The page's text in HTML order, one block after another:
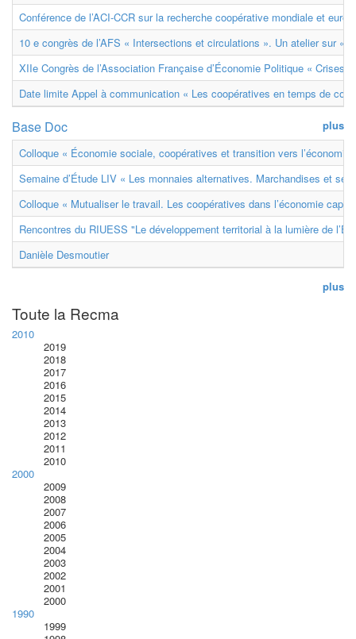
Conférence de l’ACI-CCR sur la recherche coopérative mondiale et
10 e congrès de l’AFS « Intersections et circulations ». Un atelier sur «
XIIe Congrès de l’Association Française d’Économie Politique « Crises
Date limite Appel à communication « Les coopératives en temps de
plus
Base Doc
Colloque « Économie sociale, coopératives et transition vers
Semaine d’Étude LIV « Les monnaies alternatives. Marchandises et
Colloque « Mutualiser le travail. Les coopératives dans l’économie
Rencontres du RIUESS "Le développement territorial à la lumière de
Danièle Desmoutier
plus
Toute la Recma
2010
2019
2018
2017
2016
2015
2014
2013
2012
2011
2010
2000
2009
2008
2007
2006
2005
2004
2003
2002
2001
2000
1990
1999